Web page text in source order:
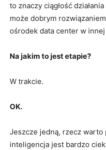
to znaczy ciągłość
może dobrym
ośrodek data center w
Na jakim to jest etapie?
W trakcie.
OK.
Jeszcze jedną, rzecz
inteligencja jest bardzo